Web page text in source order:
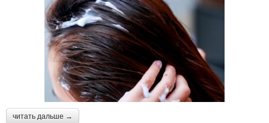
читать дальше →